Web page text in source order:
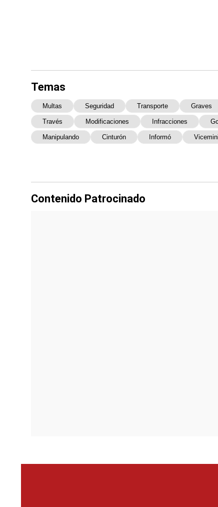
Temas
Multas Seguridad Transporte Graves
Través Modificaciones Infracciones
Manipulando Cinturón Informó
Contenido Patrocinado